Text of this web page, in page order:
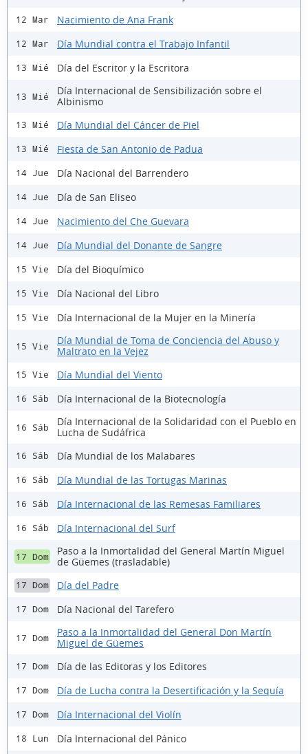
12 Mar Nacimiento de Ana Frank
12 Mar Día Mundial contra el Trabajo Infantil
13 Mié Día del Escritor y la Escritora
13 Mié
Día Internacional de Sensibilización sobre el
Albinismo
13 Mié Día Mundial del Cáncer de Piel
13 Mié Fiesta de San Antonio de Padua
14 Jue Día Nacional del Barrendero
14 Jue Día de San Eliseo
14 Jue Nacimiento del Che Guevara
14 Jue Día Mundial del Donante de Sangre
15 Vie Día del Bioquímico
15 Vie Día Nacional del Libro
15 Vie Día Internacional de la Mujer en la Minería
15 Vie
Día Mundial de Toma de Conciencia del Abuso y
Maltrato en la Vejez
15 Vie Día Mundial del Viento
16 Sáb Día Internacional de la Biotecnología
16 Sáb
Día Internacional de la Solidaridad con el Pueblo en
Lucha de Sudáfrica
16 Sáb Día Mundial de los Malabares
16 Sáb Día Mundial de las Tortugas Marinas
16 Sáb Día Internacional de las Remesas Familiares
16 Sáb Día Internacional del Surf
17 Dom
Paso a la Inmortalidad del General Martín Miguel
de Güemes (trasladable)
17 Dom Día del Padre
17 Dom Día Nacional del Tarefero
17 Dom
Paso a la Inmortalidad del General Don Martín
Miguel de Güemes
17 Dom Día de las Editoras y los Editores
17 Dom Día de Lucha contra la Desertificación y la Sequía
17 Dom Día Internacional del Violín
18 Lun Día Internacional del Pánico